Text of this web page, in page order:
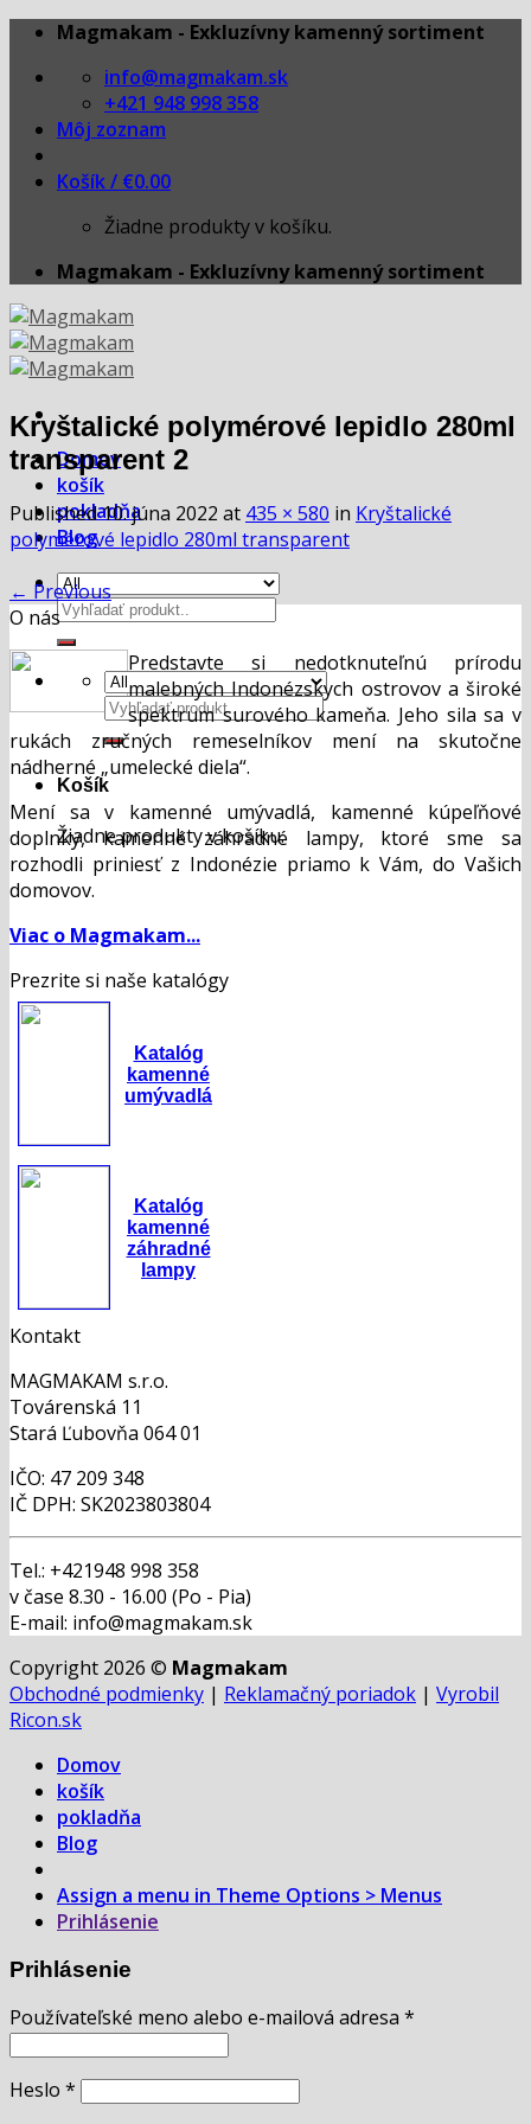
Skip
content
Magmakam - Exkluzívny kamenný sortiment
info@magmakam.sk
+421 948 998 358
Môj zoznam
Košík / €0.00
Žiadne produkty v košíku.
Magmakam - Exkluzívny kamenný sortiment
Domov
košík
pokladňa
Blog
Hľadať:
Hľadať:
Košík
Žiadne produkty v košíku.
Kryštalické polymérové lepidlo 280ml
transparent 2
Published10. júna 2022 at 435 × 580 in Kryštalické
polymérové lepidlo 280ml transparent
← Previous
O nás
Predstavte si nedotknuteľnú prírodu
malebných Indonézskych ostrovov a široké
spektrum surového kameňa. Jeho sila sa v
rukách zručných remeselníkov mení na skutočne
nádherné „umelecké diela“.
Mení sa v kamenné umývadlá, kamenné kúpeľňové
doplnky, kamenné záhradné lampy, ktoré sme sa
rozhodli priniesť z Indonézie priamo k Vám, do Vašich
domovov.
Viac o Magmakam...
Prezrite si naše katalógy
Katalóg
kamenné
umývadlá
Katalóg
kamenné
záhradné
lampy
Kontakt
MAGMAKAM s.r.o.
Továrenská 11
Stará Ľubovňa 064 01
IČO: 47 209 348
IČ DPH: SK2023803804
Tel.: +421948 998 358
v čase 8.30 - 16.00 (Po - Pia)
E-mail: info@magmakam.sk
Copyright 2026 © Magmakam
Obchodné podmienky | Reklamačný poriadok | Vyrobil
Ricon.sk
Domov
košík
pokladňa
Blog
Assign a menu in Theme Options > Menus
Prihlásenie
Prihlásenie
Používateľské meno alebo e-mailová adresa *
Heslo *